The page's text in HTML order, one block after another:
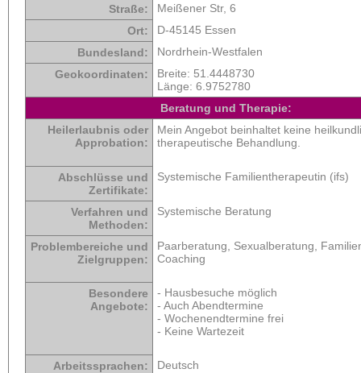
Straße:
Meißener Str, 6
Ort:
D-45145 Essen
Bundesland:
Nordrhein-Westfalen
Geokoordinaten:
Breite: 51.4448730
Länge: 6.9752780
Beratung und Therapie:
Heilerlaubnis oder
Approbation:
Mein Angebot beinhaltet keine
therapeutische Behandlung.
Abschlüsse und
Zertifikate:
Systemische Familientherapeutin (ifs)
Verfahren und
Methoden:
Systemische Beratung
Problembereiche und
Zielgruppen:
Paarberatung, Sexualberatung,
Coaching
Besondere
Angebote:
- Hausbesuche möglich
- Auch Abendtermine
- Wochenendtermine frei
- Keine Wartezeit
Arbeitssprachen: Deutsch